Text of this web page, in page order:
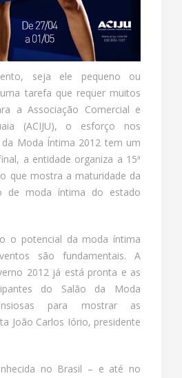
seja ele pequeno ou
tarefa que requer muitos
a Associação Comercial e
(ACIJU), o esforço nos
Moda Íntima 2012 tem um
a entidade organiza a 15ª
que mostra a maturidade da
de moda íntima do estado
o potencial da moda íntima
são fundamentais. A
2012 já está pronta e as
do Salão da Moda
para mostrar as
João Carlos Iório, presidente
no Brasil – e até no